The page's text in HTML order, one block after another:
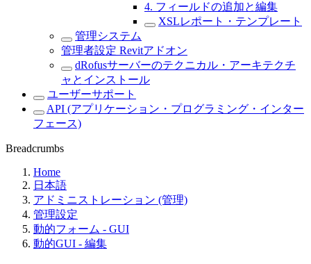
4. フィールドの追加と編集
XSLレポート・テンプレート
管理システム
管理者設定 Revitアドオン
dRofusサーバーのテクニカル・アーキテクチ
ャとインストール
ユーザーサポート
API (アプリケーション・プログラミング・インター
フェース)
Breadcrumbs
Home
日本語
アドミニストレーション (管理)
管理設定
動的フォーム - GUI
動的GUI - 編集